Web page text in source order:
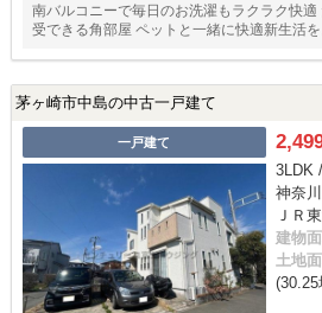
南バルコニーで毎日のお洗濯もラクラク快
受できる角部屋 ペットと一緒に快適新生活を
茅ヶ崎市中島の中古一戸建て
一戸建て
3LDK
神奈
ＪＲ
建物
土地
(30.25